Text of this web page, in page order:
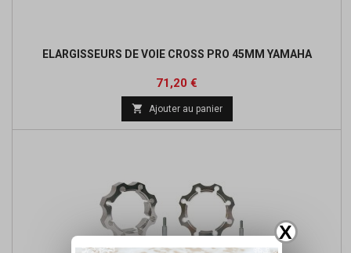
X
ELARGISSEURS DE VOIE CROSS PRO 45MM YAMAHA
Prix
71,20 €
base
 Ajouter au panier